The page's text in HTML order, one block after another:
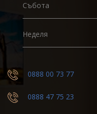
Събота
Неделя
0888 00 73 77
0888 47 75 23